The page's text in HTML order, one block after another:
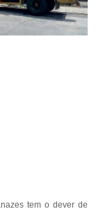
tem o dever de